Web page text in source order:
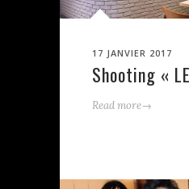
17 JANVIER 2017
Shooting «
Read more→